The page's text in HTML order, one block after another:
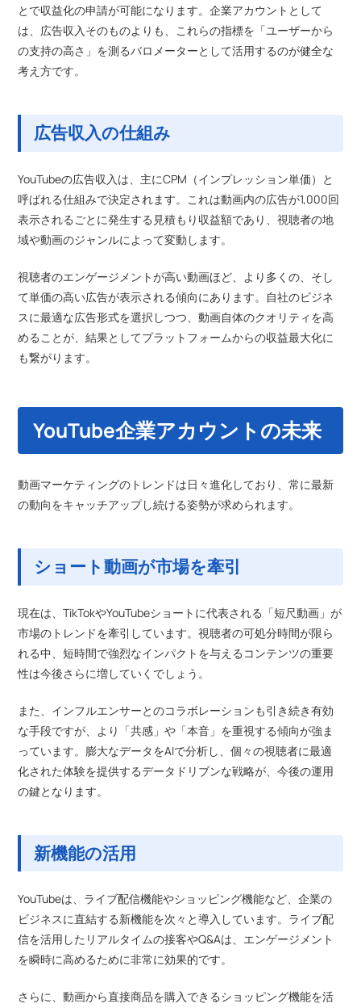
とで収益化の申請が可能になります。企業アカウントとして
は、広告収入そのものよりも、これらの指標を「ユーザーから
の支持の高さ」を測るバロメーターとして活用するのが健全な
考え方です。
広告収入の仕組み
YouTubeの広告収入は、主にCPM（インプレッション単価）と
呼ばれる仕組みで決定されます。これは動画内の広告が1,000回
表示されるごとに発生する見積もり収益額であり、視聴者の地
域や動画のジャンルによって変動します。
視聴者のエンゲージメントが高い動画ほど、より多くの、そし
て単価の高い広告が表示される傾向にあります。自社のビジネ
スに最適な広告形式を選択しつつ、動画自体のクオリティを高
めることが、結果としてプラットフォームからの収益最大化に
も繋がります。
YouTube企業アカウントの未来
動画マーケティングのトレンドは日々進化しており、常に最新
の動向をキャッチアップし続ける姿勢が求められます。
ショート動画が市場を牽引
現在は、TikTokやYouTubeショートに代表される「短尺動画」が
市場のトレンドを牽引しています。視聴者の可処分時間が限ら
れる中、短時間で強烈なインパクトを与えるコンテンツの重要
性は今後さらに増していくでしょう。
また、インフルエンサーとのコラボレーションも引き続き有効
な手段ですが、より「共感」や「本音」を重視する傾向が強ま
っています。膨大なデータをAIで分析し、個々の視聴者に最適
化された体験を提供するデータドリブンな戦略が、今後の運用
の鍵となります。
新機能の活用
YouTubeは、ライブ配信機能やショッピング機能など、企業の
ビジネスに直結する新機能を次々と導入しています。ライブ配
信を活用したリアルタイムの接客やQ&Aは、エンゲージメント
を瞬時に高めるために非常に効果的です。
さらに、動画から直接商品を購入できるショッピング機能を活